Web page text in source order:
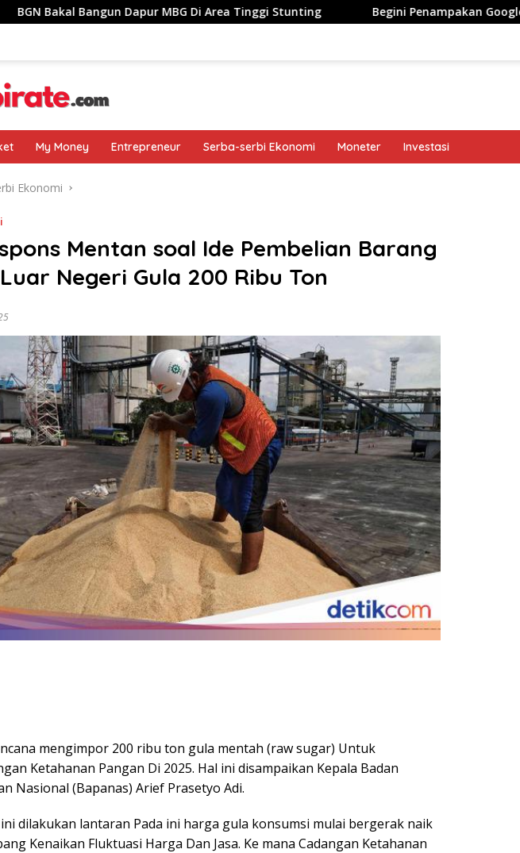
Bangun Dapur MBG Di Area Tinggi Stunting Begini Penampakan Googlebook
My Money Entrepreneur Serba-serbi Ekonomi Moneter Investasi
Ekonomi
Mentan soal Ide Pembelian Barang
Negeri Gula 200 Ribu Ton
mengimpor 200 ribu ton gula mentah (raw sugar) Untuk
Ketahanan Pangan Di 2025. Hal ini disampaikan Kepala Badan
Nasional (Bapanas) Arief Prasetyo Adi.
dilakukan lantaran Pada ini harga gula konsumsi mulai bergerak naik
Kenaikan Fluktuasi Harga Dan Jasa. Ke mana Cadangan Ketahanan